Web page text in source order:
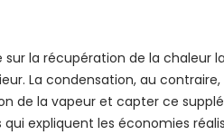
la récupération de la
La condensation, au
de la vapeur et capter ce
expliquent les économies